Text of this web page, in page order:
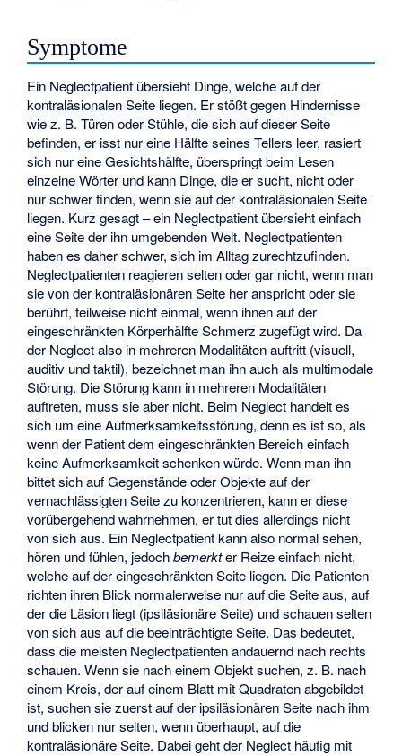
Symptome
Ein Neglectpatient übersieht Dinge, welche auf der
kontraläsionalen Seite liegen. Er stößt gegen Hindernisse
wie z. B. Türen oder Stühle, die sich auf dieser Seite
befinden, er isst nur eine Hälfte seines Tellers leer, rasiert
sich nur eine Gesichtshälfte, überspringt beim Lesen
einzelne Wörter und kann Dinge, die er sucht, nicht oder
nur schwer finden, wenn sie auf der kontraläsionalen Seite
liegen. Kurz gesagt – ein Neglectpatient übersieht einfach
eine Seite der ihn umgebenden Welt. Neglectpatienten
haben es daher schwer, sich im Alltag zurechtzufinden.
Neglectpatienten reagieren selten oder gar nicht, wenn man
sie von der kontraläsionären Seite her anspricht oder sie
berührt, teilweise nicht einmal, wenn ihnen auf der
eingeschränkten Körperhälfte Schmerz zugefügt wird. Da
der Neglect also in mehreren Modalitäten auftritt (visuell,
auditiv und taktil), bezeichnet man ihn auch als multimodale
Störung. Die Störung kann in mehreren Modalitäten
auftreten, muss sie aber nicht. Beim Neglect handelt es
sich um eine Aufmerksamkeitsstörung, denn es ist so, als
wenn der Patient dem eingeschränkten Bereich einfach
keine Aufmerksamkeit schenken würde. Wenn man ihn
bittet sich auf Gegenstände oder Objekte auf der
vernachlässigten Seite zu konzentrieren, kann er diese
vorübergehend wahrnehmen, er tut dies allerdings nicht
von sich aus. Ein Neglectpatient kann also normal sehen,
hören und fühlen, jedochbemerkter Reize einfach nicht,
welche auf der eingeschränkten Seite liegen. Die Patienten
richten ihren Blick normalerweise nur auf die Seite aus, auf
der die Läsion liegt (ipsiläsionäre Seite) und schauen selten
von sich aus auf die beeinträchtigte Seite. Das bedeutet,
dass die meisten Neglectpatienten andauernd nach rechts
schauen. Wenn sie nach einem Objekt suchen, z. B. nach
einem Kreis, der auf einem Blatt mit Quadraten abgebildet
ist, suchen sie zuerst auf der ipsiläsionären Seite nach ihm
und blicken nur selten, wenn überhaupt, auf die
kontraläsionäre Seite. Dabei geht der Neglect häufig mit